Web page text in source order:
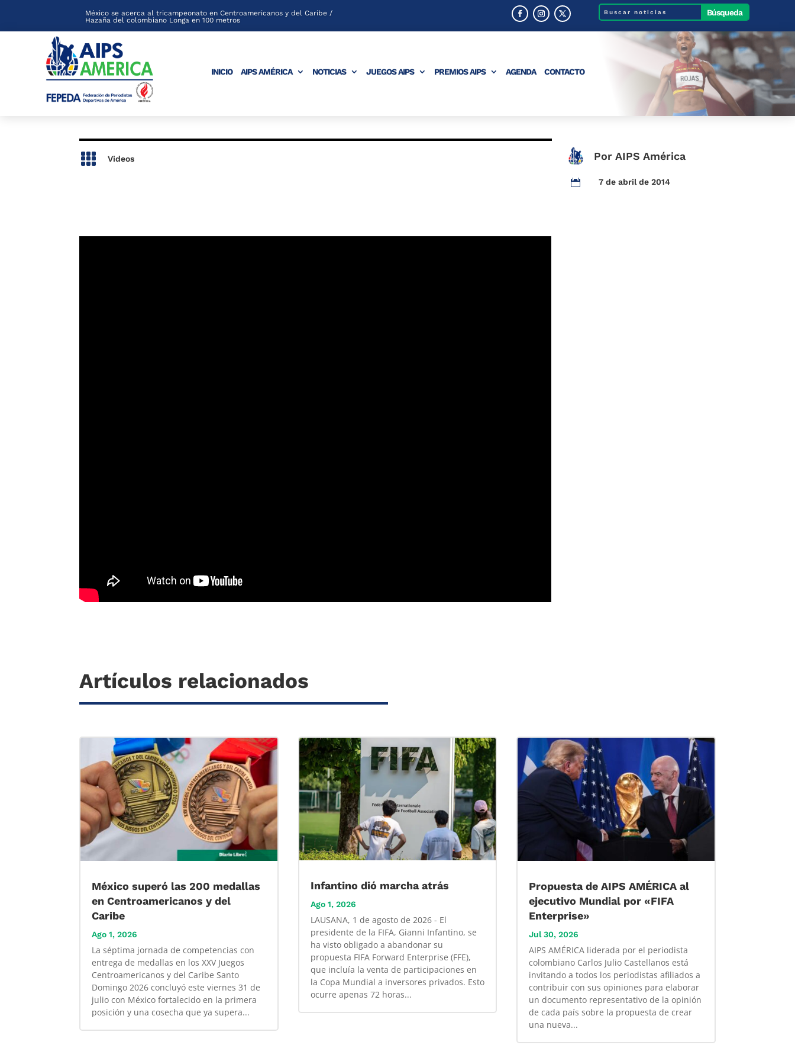
México se acerca al tricampeonato en Centroamericanos y del Caribe /
Hazaña del colombiano Longa en 100 metros
INICIO AIPS AMÉRICA NOTICIAS JUEGOS AIPS PREMIOS AIPS AGENDA CONTACTO
 Videos Por AIPS América
 7 de abril de 2014
Artículos relacionados
México superó las 200 medallas
en Centroamericanos y del
Caribe
Ago 1, 2026
La séptima jornada de competencias con
entrega de medallas en los XXV Juegos
Centroamericanos y del Caribe Santo
Domingo 2026 concluyó este viernes 31 de
julio con México fortalecido en la primera
posición y una cosecha que ya supera...
Infantino dió marcha atrás
Ago 1, 2026
LAUSANA, 1 de agosto de 2026 - El
presidente de la FIFA, Gianni Infantino, se
ha visto obligado a abandonar su
propuesta FIFA Forward Enterprise (FFE),
que incluía la venta de participaciones en
la Copa Mundial a inversores privados. Esto
ocurre apenas 72 horas...
Propuesta de AIPS AMÉRICA al
ejecutivo Mundial por «FIFA
Enterprise»
Jul 30, 2026
AIPS AMÉRICA liderada por el periodista
colombiano Carlos Julio Castellanos está
invitando a todos los periodistas afiliados a
contribuir con sus opiniones para elaborar
un documento representativo de la opinión
de cada país sobre la propuesta de crear
una nueva...